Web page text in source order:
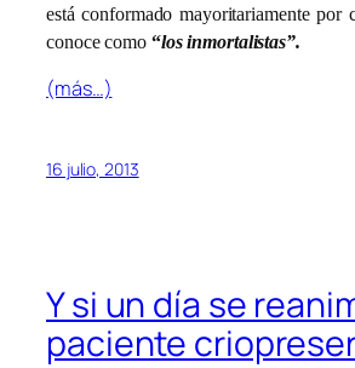
está conformado mayoritariamente por
conoce como “los inmortalistas”.
(más…)
16 julio, 2013
Y si un día se
paciente